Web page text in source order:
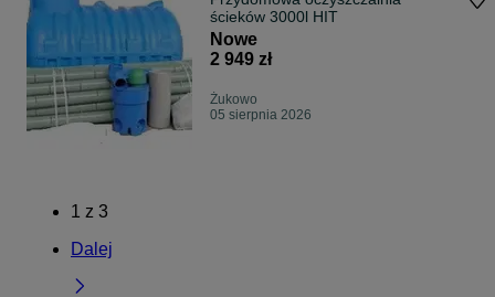
ścieków 3000l HIT
Nowe
2 949 zł
Żukowo
05 sierpnia 2026
1 z 3
Dalej